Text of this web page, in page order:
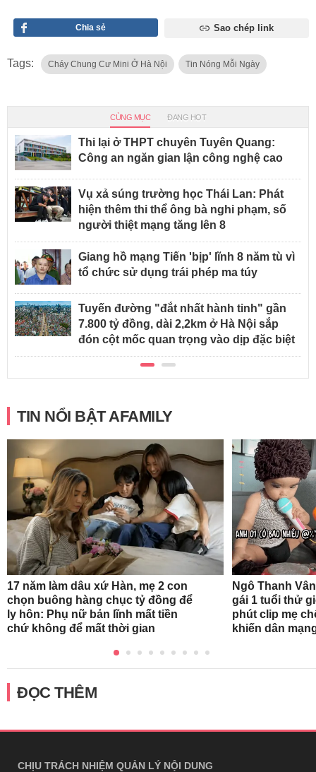
Chia sẻ Sao chép link
Tags: Cháy Chung Cư Mini Ở Hà Nội Tin Nóng Mỗi Ngày
CÙNG MỤC ĐANG HOT
Thi lại ở THPT chuyên Tuyên Quang:
Công an ngăn gian lận công nghệ cao
Vụ xả súng trường học Thái Lan: Phát
hiện thêm thi thể ông bà nghi phạm, số
người thiệt mạng tăng lên 8
Giang hồ mạng Tiến 'bịp' lĩnh 8 năm tù vì
tổ chức sử dụng trái phép ma túy
Tuyến đường "đắt nhất hành tinh" gần
7.800 tỷ đồng, dài 2,2km ở Hà Nội sắp
đón cột mốc quan trọng vào dịp đặc biệt
TIN NỔI BẬT AFAMILY
17 năm làm dâu xứ Hàn, mẹ 2 con
chọn buông hàng chục tỷ đồng để
ly hôn: Phụ nữ bản lĩnh mất tiền
chứ không để mất thời gian
Ngô Thanh
gái 1 tuổi thử
phút clip mẹ
khiến dân
ĐỌC THÊM
CHỊU TRÁCH NHIỆM QUẢN LÝ NỘI DUNG